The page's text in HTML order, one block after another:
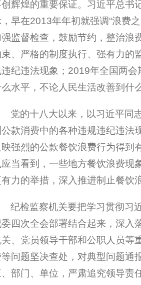
辉煌的重要保证。习近平总书
早在2013年年初就强调“浪费
监督检查，鼓励节约，整治浪
、严格的制度执行、强有力的
纪违法现象；2019年全国两会
水平，不论人民生活改善到什
党的十八大以来，以习近平同
款消费中的各种违规违纪违法
强烈的公款餐饮浪费行为得到
当看到，一些地方餐饮浪费现
力的举措，深入推进制止餐饮
纪检监察机关要把学习贯彻习
四次全会部署结合起来，深入
、党员领导干部和公职人员等
问题坚决查处，对典型问题通
部门、单位，严肃追究领导责